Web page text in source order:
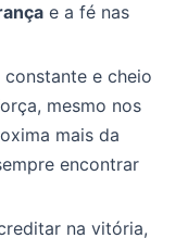
e a fé nas
e cheio
mesmo nos
mais da
encontrar
na vitória,